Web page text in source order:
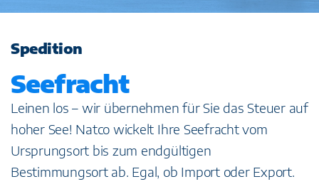
Spedition
Seefracht
Leinen los – wir übernehmen für Sie das Steuer auf
hoher See! Natco wickelt Ihre Seefracht vom
Ursprungsort bis zum endgültigen
Bestimmungsort ab. Egal, ob Import oder Export.